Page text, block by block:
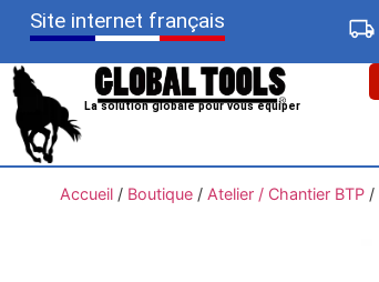
Site internet français
La solution globale pour vous équiper
Accueil/ Boutique/ Atelier / Chantier BTP/